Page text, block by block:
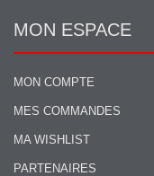
MON ESPACE
MON COMPTE
MES COMMANDES
MA WISHLIST
PARTENAIRES